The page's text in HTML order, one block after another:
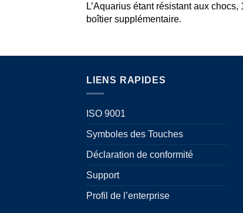
L’Aquarius étant résistant aux
boîtier supplémentaire.
LIENS RAPIDES
ISO 9001
Symboles des Touches
Déclaration de conformité
Support
Profil de l’enterprise